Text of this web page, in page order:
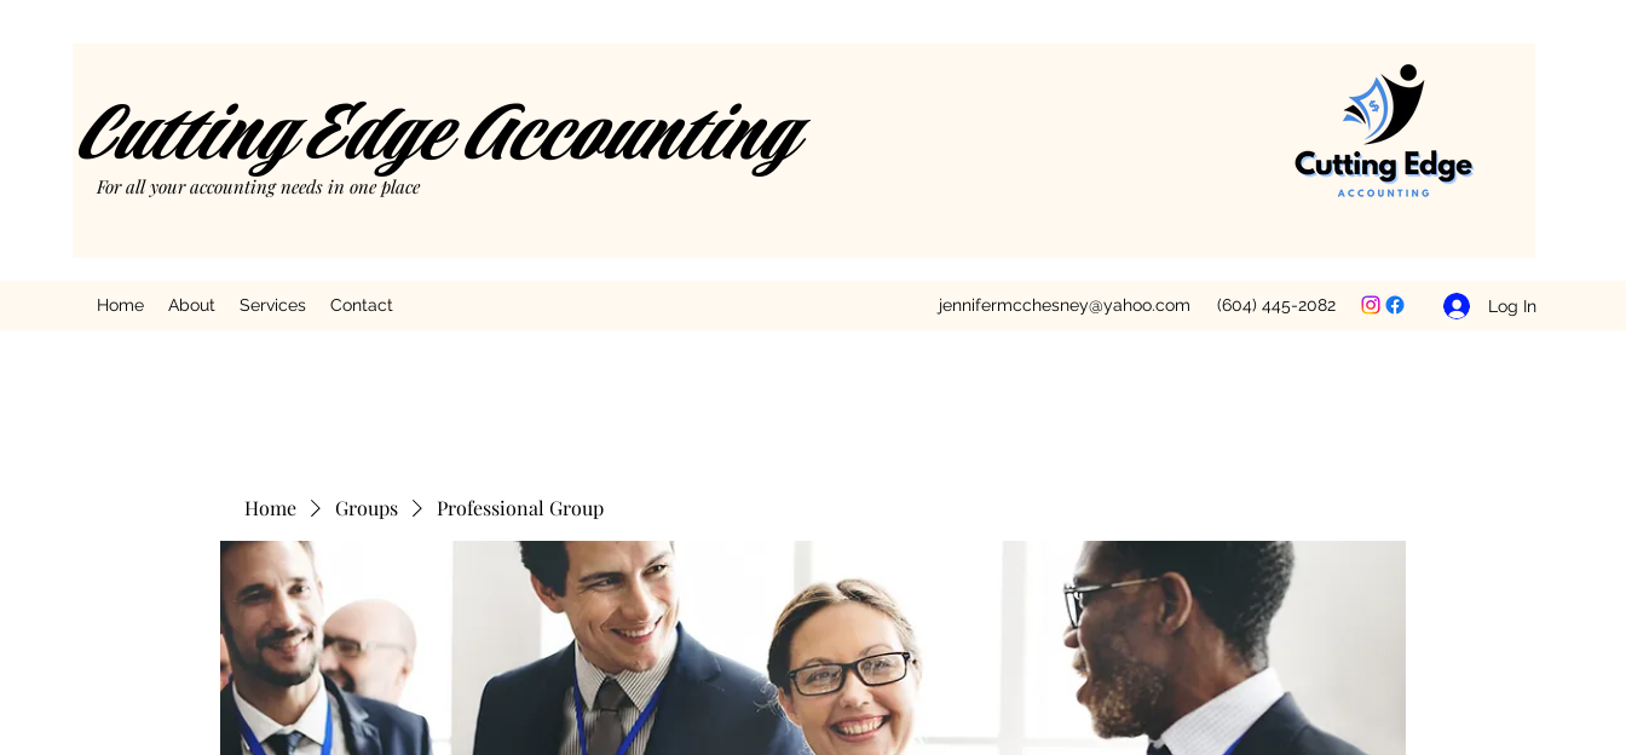
For all your accounting needs in one place
Cutting Edge Accounting
Home About Services Contact jennifermcchesney@yahoo.com (604) 445-2082 Log In
Home Groups Professional Group